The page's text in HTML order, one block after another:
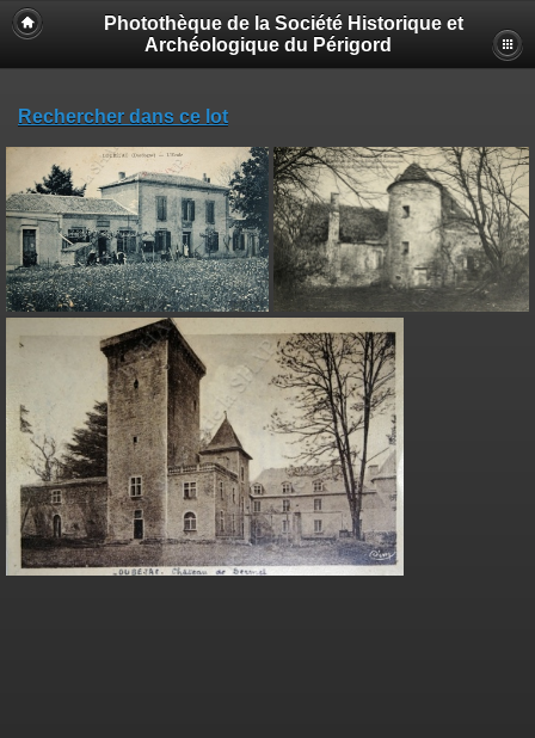
Photothèque de la Société Historique et
Archéologique du Périgord
Rechercher dans ce lot